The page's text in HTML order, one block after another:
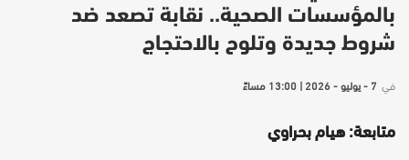
بالمؤسسات الصحية.. نقابة تصعد ضد
شروط جديدة وتلوح بالاحتجاج
في 7 - يوليو - 2026 | 13:00 مساءً
متابعة: هيام بحراوي